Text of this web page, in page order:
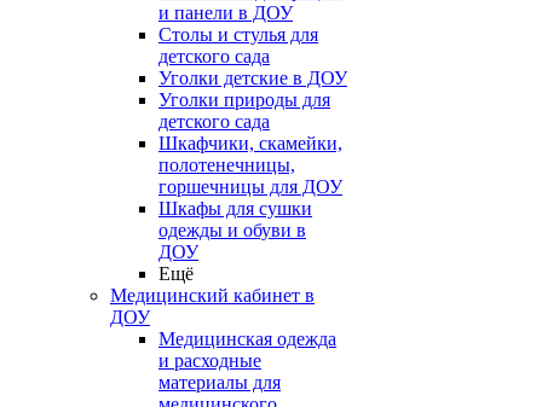
и панели в ДОУ
Столы и стулья для
детского сада
Уголки детские в ДОУ
Уголки природы для
детского сада
Шкафчики, скамейки,
полотенечницы,
горшечницы для ДОУ
Шкафы для сушки
одежды и обуви в
ДОУ
Ещё
Медицинский кабинет в
ДОУ
Медицинская одежда
и расходные
материалы для